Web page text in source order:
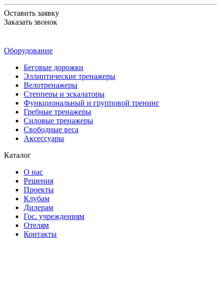
Оставить заявку
Заказать звонок
Оборудование
Беговые дорожки
Эллиптические тренажеры
Велотренажеры
Степперы и эскалаторы
Функциональный и групповой тренинг
Гребные тренажеры
Силовые тренажеры
Свободные веса
Аксессуары
Каталог
О нас
Решения
Проекты
Клубам
Дилерам
Гос. учреждениям
Отелям
Контакты